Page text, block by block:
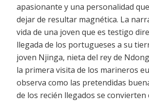
apasionante y una personalidad
dejar de resultar magnética. La
vida de una joven que es testigo
llegada de los portugueses a su
joven Njinga, nieta del rey de
la primera visita de los marineros
observa como las pretendidas
de los recién llegados se convierten